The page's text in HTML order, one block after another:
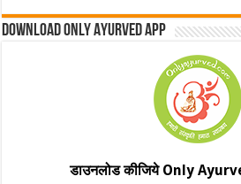
Download Only Ayurved App
डाउनलोड कीजिये Only